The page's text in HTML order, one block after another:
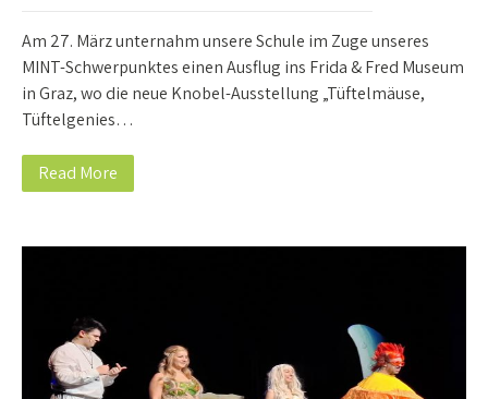
Am 27. März unternahm unsere Schule im Zuge unseres
MINT-Schwerpunktes einen Ausflug ins Frida & Fred Museum
in Graz, wo die neue Knobel-Ausstellung „Tüftelmäuse,
Tüftelgenies…
Read More